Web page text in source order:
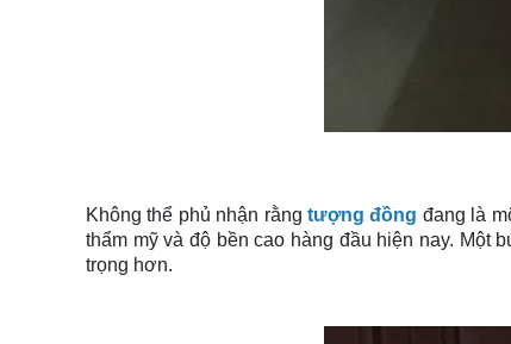
Không thể phủ nhận rằng tượng đồng đang là
thẩm mỹ và độ bền cao hàng đầu hiện nay. Một
trọng hơn.